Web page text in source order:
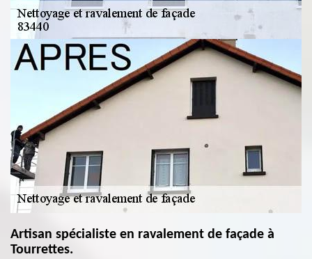
Artisan spécialiste en ravalement de façade à
Tourrettes.